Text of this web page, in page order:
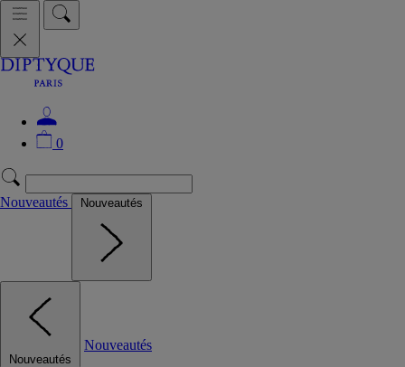
0
Nouveautés Nouveautés
Nouveautés
Nouveautés